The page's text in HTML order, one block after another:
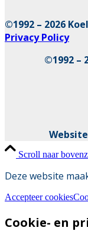
©1992 – 2026
Privacy Policy
©1992 –
Scroll naar
Deze website
Accepteer cookies
Cookie- en